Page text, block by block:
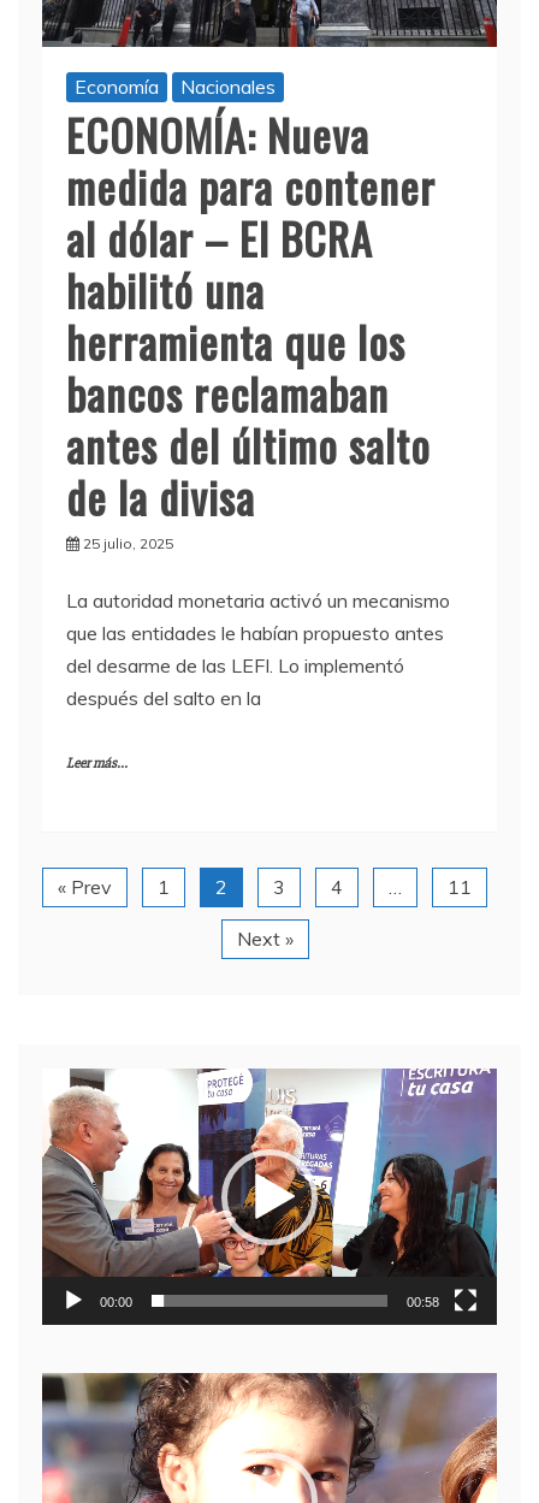
Economía Nacionales
ECONOMÍA: Nueva
medida para contener
al dólar – El BCRA
habilitó una
herramienta que los
bancos reclamaban
antes del último salto
de la divisa
25 julio, 2025
La autoridad monetaria activó un mecanismo
que las entidades le habían propuesto antes
del desarme de las LEFI. Lo implementó
después del salto en la
Leer más...
« Prev 1 2 3 4 … 11
Next »
Reproductor
de
video
00:00 00:58
Reproductor
de
video